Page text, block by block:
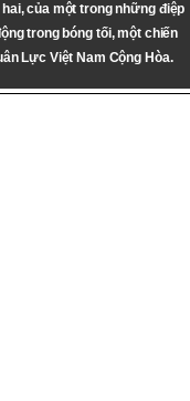
của một trong những điệp
trong bóng tối, một chiến
Lực Việt Nam Cộng Hòa.